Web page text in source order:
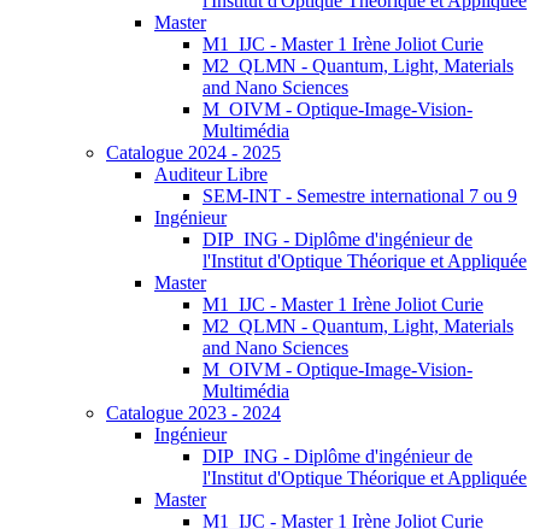
Master
M1_IJC - Master 1 Irène Joliot Curie
M2_QLMN - Quantum, Light, Materials
and Nano Sciences
M_OIVM - Optique-Image-Vision-
Multimédia
Catalogue 2024 - 2025
Auditeur Libre
SEM-INT - Semestre international 7 ou 9
Ingénieur
DIP_ING - Diplôme d'ingénieur de
l'Institut d'Optique Théorique et Appliquée
Master
M1_IJC - Master 1 Irène Joliot Curie
M2_QLMN - Quantum, Light, Materials
and Nano Sciences
M_OIVM - Optique-Image-Vision-
Multimédia
Catalogue 2023 - 2024
Ingénieur
DIP_ING - Diplôme d'ingénieur de
l'Institut d'Optique Théorique et Appliquée
Master
M1_IJC - Master 1 Irène Joliot Curie